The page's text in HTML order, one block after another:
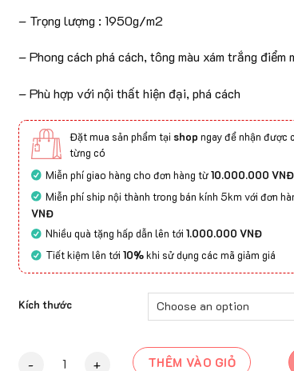
– Trọng lượng : 1950g/m2
– Phong cách phá cách, tông màu xám trắng điểm
– Phù hợp với nội thất hiện đại, phá cách
Đặt mua sản phẩm tại shop ngay để nhận được
từng có
Miễn phí giao hàng cho đơn hàng từ10.000.000 VNĐ
Miễn phí ship nội thành trong bán kính 5km với đơn
VNĐ
Nhiều quà tặng hấp dẫn lên tới 1.000.000 VNĐ
Tiết kiệm lên tới 10%khi sử dụng các mã giảm giá
Kích thước
Thảm Trải Sàn MANAVGAT - 9303B quantity
THÊM VÀO GIỎ